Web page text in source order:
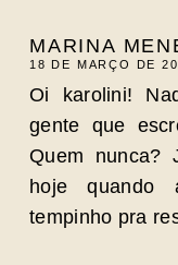
MARINA
18 DE MARÇO DE
Oi karolini!
gente que
Quem nunca?
hoje quando
tempinho pra